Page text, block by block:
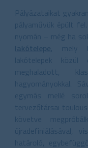
Pályázataikat
pályaművük épült
nyomán – még ha
lakótelepe , mely
lakótelepek
meghaladott,
hagyományokkal.
egymás mellé
tervezőtársai
követve
újradefiniálásával,
határoló,